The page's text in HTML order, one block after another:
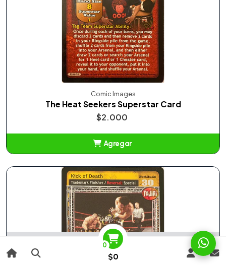
0
$0
Comic Images
The Heat Seekers Superstar Card
$2.000
Agregar
Agotado